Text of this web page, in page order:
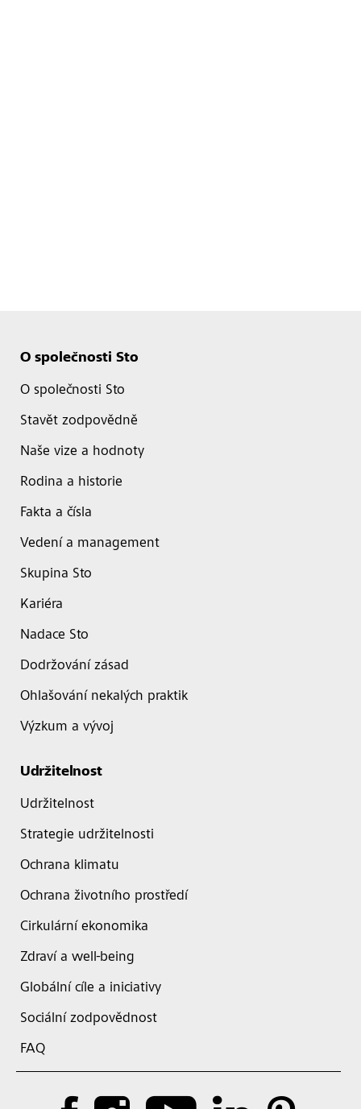
O společnosti Sto
O společnosti Sto
Stavět zodpovědně
Naše vize a hodnoty
Rodina a historie
Fakta a čísla
Vedení a management
Skupina Sto
Kariéra
Nadace Sto
Dodržování zásad
Ohlašování nekalých praktik
Výzkum a vývoj
Udržitelnost
Udržitelnost
Strategie udržitelnosti
Ochrana klimatu
Ochrana životního prostředí
Cirkulární ekonomika
Zdraví a well-being
Globální cíle a iniciativy
Sociální zodpovědnost
FAQ